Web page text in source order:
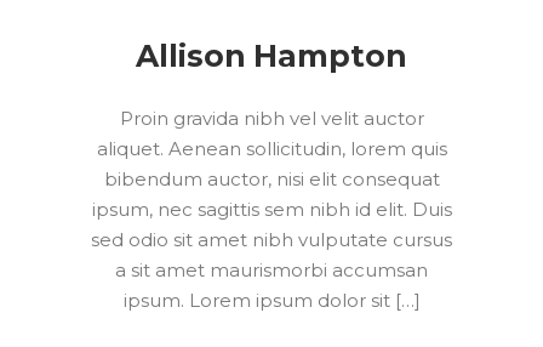
Allison Hampton
Proin gravida nibh vel velit auctor
aliquet. Aenean sollicitudin, lorem quis
bibendum auctor, nisi elit consequat
ipsum, nec sagittis sem nibh id elit. Duis
sed odio sit amet nibh vulputate cursus
a sit amet maurismorbi accumsan
ipsum. Lorem ipsum dolor sit […]